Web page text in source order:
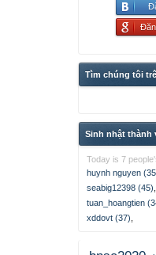
Tìm chúng tôi
Sinh nhật thành
Today is 7
huynh nguyen
seabig12398 (45)
tuan_hoangtien
xddovt (37)